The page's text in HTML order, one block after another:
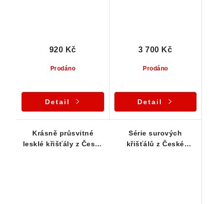
Prodáno
920 Kč
Detail
Prodáno
3 700 Kč
Detail
Krásně průsvitné
lesklé křišťály z České
Série surových
křišťálů z České